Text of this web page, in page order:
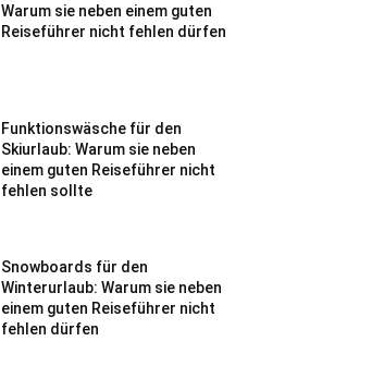
Warum sie neben einem guten
Reiseführer nicht fehlen dürfen
Funktionswäsche für den
Skiurlaub: Warum sie neben
einem guten Reiseführer nicht
fehlen sollte
Snowboards für den
Winterurlaub: Warum sie neben
einem guten Reiseführer nicht
fehlen dürfen